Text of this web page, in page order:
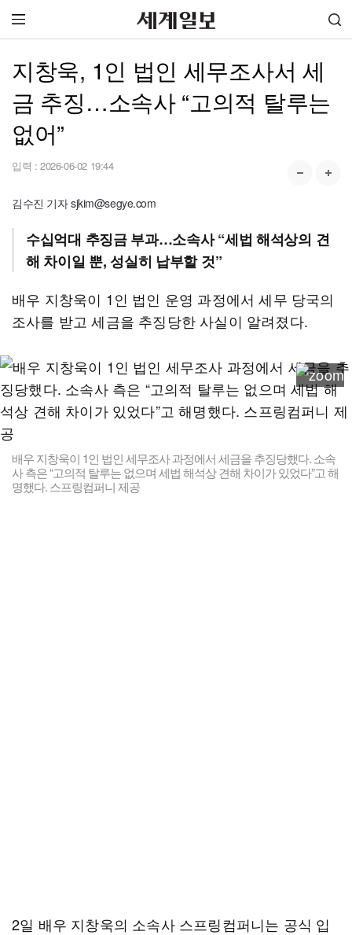
지창욱, 1인 법인 세무조사서 세
금 추징…소속사 “고의적 탈루는
없어”
입력 : 2026-06-02 19:44
김수진 기자 sjkim@segye.com
수십억대 추징금 부과…소속사 “세법 해석상의 견
해 차이일 뿐, 성실히 납부할 것”
배우 지창욱이 1인 법인 운영 과정에서 세무 당국의
조사를 받고 세금을 추징당한 사실이 알려졌다.
배우 지창욱이 1인 법인 세무조사 과정에서 세금을 추징당했다. 소속
사 측은 “고의적 탈루는 없으며 세법 해석상 견해 차이가 있었다”고 해
명했다. 스프링컴퍼니 제공
2일 배우 지창욱의 소속사 스프링컴퍼니는 공식 입